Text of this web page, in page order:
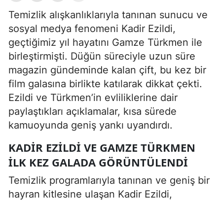
Temizlik alışkanlıklarıyla tanınan sunucu ve
sosyal medya fenomeni Kadir Ezildi,
geçtiğimiz yıl hayatını Gamze Türkmen ile
birleştirmişti. Düğün süreciyle uzun süre
magazin gündeminde kalan çift, bu kez bir
film galasına birlikte katılarak dikkat çekti.
Ezildi ve Türkmen’in evliliklerine dair
paylaştıkları açıklamalar, kısa sürede
kamuoyunda geniş yankı uyandırdı.
KADIR EZILDI VE GAMZE TÜRKMEN
İLK KEZ GALADA GÖRÜNTÜLENDI
Temizlik programlarıyla tanınan ve geniş bir
hayran kitlesine ulaşan Kadir Ezildi,